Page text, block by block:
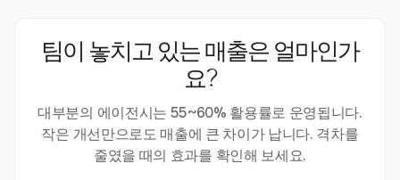
팀이 놓치고 있는 매출은 얼마인가
요?
대부분의 에이전시는 55~60% 활용률로 운영됩니다.
작은 개선만으로도 매출에 큰 차이가 납니다. 격차를
줄였을 때의 효과를 확인해 보세요.